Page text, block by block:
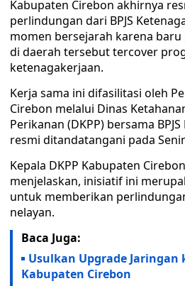
Kabupaten Cirebon akhirnya
perlindungan dari BPJS
momen bersejarah karena
di daerah tersebut tercover
ketenagakerjaan.
Kerja sama ini difasilitasi oleh
Cirebon melalui Dinas
Perikanan (DKPP) bersama
resmi ditandatangani pada
Kepala DKPP Kabupaten
menjelaskan, inisiatif ini
untuk memberikan
nelayan.
Baca Juga:
Usulkan Upgrade Jaringan
Kabupaten Cirebon